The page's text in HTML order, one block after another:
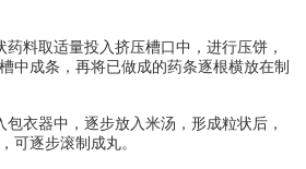
料取适量投入挤压槽口中，进行压饼，
中成条，再将已做成的药条逐根横放在制
衣器中，逐步放入米汤，形成粒状后，
可逐步滚制成丸。